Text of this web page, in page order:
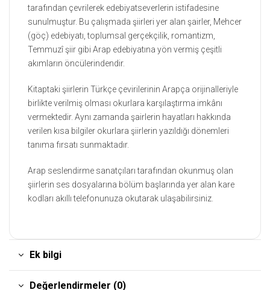
tarafından çevrilerek edebiyatseverlerin istifadesine
sunulmuştur. Bu çalışmada şiirleri yer alan şairler, Mehcer
(göç) edebiyatı, toplumsal gerçekçilik, romantizm,
Temmuzî şiir gibi Arap edebiyatına yön vermiş çeşitli
akımların öncülerindendir.
Kitaptaki şiirlerin Türkçe çevirilerinin Arapça orijinalleriyle
birlikte verilmiş olması okurlara karşılaştırma imkânı
vermektedir. Aynı zamanda şairlerin hayatları hakkında
verilen kısa bilgiler okurlara şiirlerin yazıldığı dönemleri
tanıma fırsatı sunmaktadır.
Arap seslendirme sanatçıları tarafından okunmuş olan
şiirlerin ses dosyalarına bölüm başlarında yer alan kare
kodları akıllı telefonunuza okutarak ulaşabilirsiniz.
Ek bilgi
Değerlendirmeler (0)